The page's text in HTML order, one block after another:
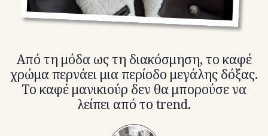
Από τη μόδα ως τη διακόσμηση, το καφέ
χρώμα περνάει μια περίοδο μεγάλης δόξας.
Το καφέ μανικιούρ δεν θα μπορούσε να
λείπει από το trend.